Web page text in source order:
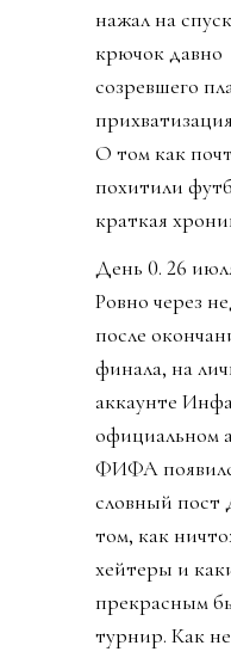
нажал на
крючок давно
созревшего
О том как
похитили
краткая
День 0. 26
Ровно через
после
финала, на
аккаунте
официальном
ФИФА
словный
том, как
хейтеры и
прекрасным
турнир. Как